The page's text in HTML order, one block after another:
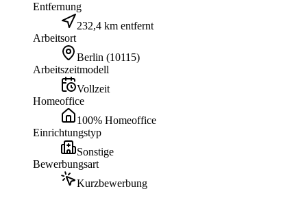
Entfernung
232,4 km entfernt
Arbeitsort
Berlin (10115)
Arbeitszeitmodell
Vollzeit
Homeoffice
100% Homeoffice
Einrichtungstyp
Sonstige
Bewerbungsart
Kurzbewerbung